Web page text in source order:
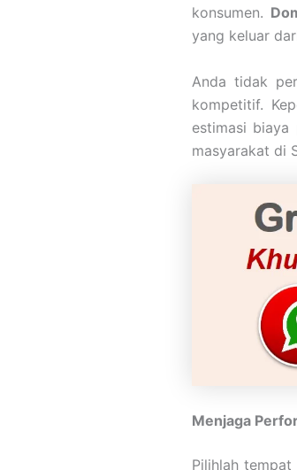
konsumen.
yang keluar
Anda tidak
kompetitif.
estimasi
masyarakat di
Menjaga
Pilihlah tempat